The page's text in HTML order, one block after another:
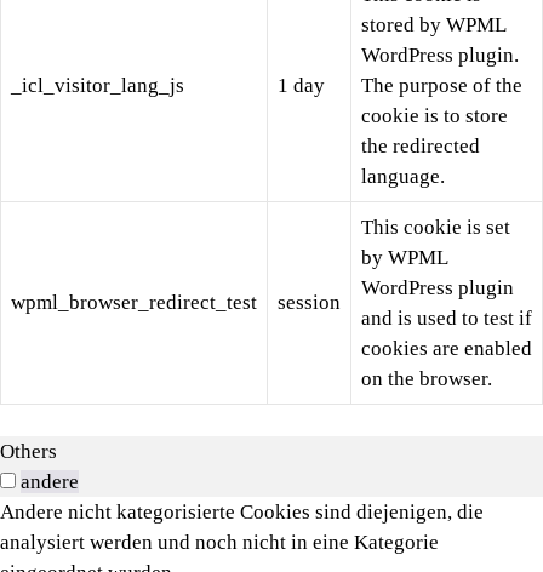
_icl_visitor_lang_js 1 day
stored by WPML
WordPress plugin.
The purpose of the
cookie is to store
the redirected
language.
wpml_browser_redirect_test session
This cookie is set
by WPML
WordPress plugin
and is used to test if
cookies are enabled
on the browser.
Others
andere
Andere nicht kategorisierte Cookies sind diejenigen, die
analysiert werden und noch nicht in eine Kategorie